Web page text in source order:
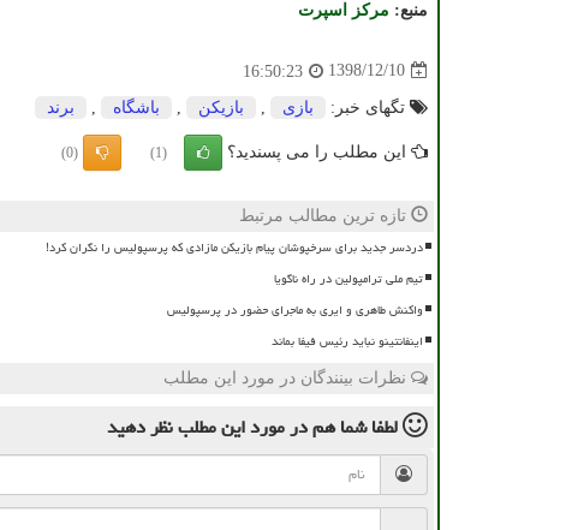
منبع: مركز اسپرت
1398/12/10
16:50:23
تگهای خبر: بازی بازیكن باشگاه برند
این مطلب را می پسندید؟ (1)
(0)
تازه ترین مطالب مرتبط
دردسر جدید برای سرخپوشان پیام بازیکن مازادی که پرسپولیس را نگران کرد!
تیم ملی ترامپولین در راه ناگویا
واکنش طاهری و ایری به ماجرای حضور در پرسپولیس
اینفانتینو نباید رئیس فیفا بماند
نظرات بینندگان در مورد این مطلب
لطفا شما همدر مورد این مطلبنظر دهید